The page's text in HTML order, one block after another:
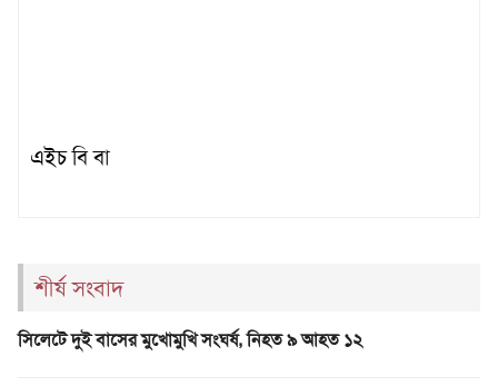
এইচ বি বা
শীর্ষ সংবাদ
সিলেটে দুই বাসের মুখোমুখি সংঘর্ষ, নিহত ৯ আহত ১২